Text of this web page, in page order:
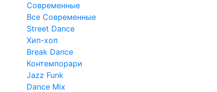
Современные
Все Современные
Street Dance
Хип-хоп
Break Dance
Контемпорари
Jazz Funk
Dance Mix